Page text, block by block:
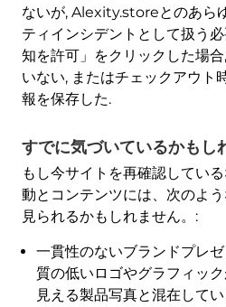
ないが, Alexity.storeとのあら
ティインシデントとして扱う
知を許可」をクリックした場
いない, またはチェックアウト
報を保存した.
すでに気づいているかもし
もし今サイトを再確認してい
動とコンテンツには、次のよ
見られるかもしれません。:
一貫性のないブランドプレ
質の低いロゴやグラフィッ
見える製品写真と混在してい